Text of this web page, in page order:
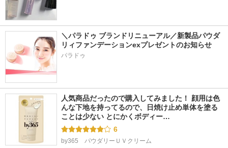
18428件
タカミ
SK-II
エリクシール
＼パラドゥ ブランドリニューアル／新製品パウダ
リィファンデーションexプレゼントのお知らせ
パラドゥ
人気商品だったので購入してみました！ 顔用は色
んな下地を持ってるので、日焼け止め単体を塗る
ことは少ない とにかくボディー…
6
by365　パウダリーＵＶクリーム